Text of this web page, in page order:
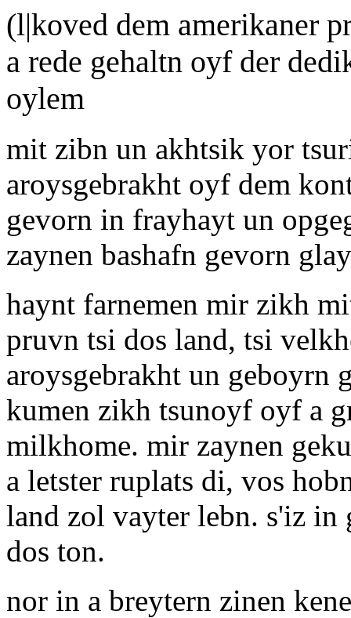
(l|koved dem amerikaner
a rede gehaltn oyf der
oylem
mit zibn un akhtsik yor
aroysgebrakht oyf dem
gevorn in frayhayt un
zaynen bashafn gevorn
haynt farnemen mir zikh
pruvn tsi dos land, tsi
aroysgebrakht un geboyrn
kumen zikh tsunoyf oyf a
milkhome. mir zaynen
a letster ruplats di, vos
land zol vayter lebn. s'iz in
dos ton.
nor in a breytern zinen